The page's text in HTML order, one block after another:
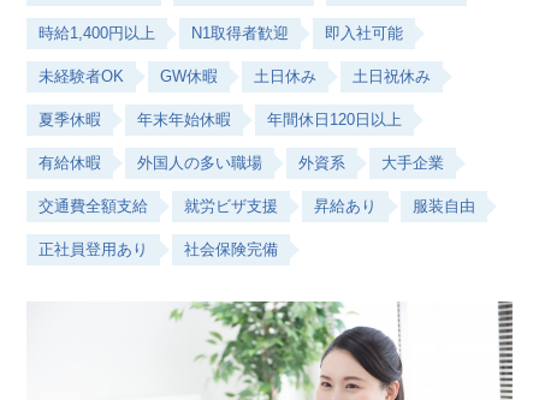
時給1,400円以上 N1取得者歓迎 即入社可能
未経験者OK GW休暇 土日休み 土日祝休み
夏季休暇 年末年始休暇 年間休日120日以上
有給休暇 外国人の多い職場 外資系 大手企業
交通費全額支給 就労ビザ支援 昇給あり 服装自由
正社員登用あり 社会保険完備